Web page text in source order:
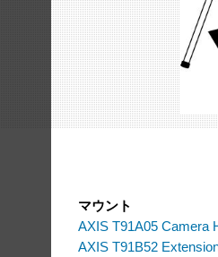
マウント
AXIS T91A05 Camera
AXIS T91B52